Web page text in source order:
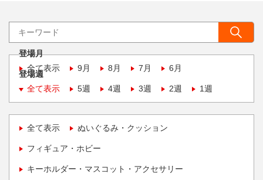
登場月
全て表示
9月 8月 7月 6月
登場週
全て表示
5週 4週 3週 2週 1週
全て表示 ぬいぐるみ・クッション
フィギュア・ホビー
キーホルダー・マスコット・アクセサリー